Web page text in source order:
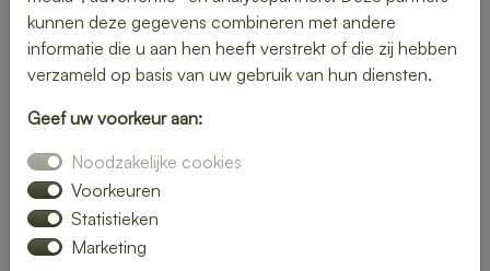
Verse lunch laten bezorgen in
Beek en Donk – geniet
zonder zorgen
bezorgservice in Beek en Donk. Van knapperige broodjes
tot kleurrijke salades – wij bezorgen jouw favoriete
lunchgerechten precies wanneer jij het nodig hebt. Ideaal
voor thuis, op kantoor of tijdens een vergadering.
kunnen deze gegevens combineren met andere
informatie die u aan hen heeft verstrekt of die zij hebben
verzameld op basis van uw gebruik van hun diensten.
Geef uw voorkeur aan:
Noodzakelijke cookies
Voorkeuren
Statistieken
Marketing